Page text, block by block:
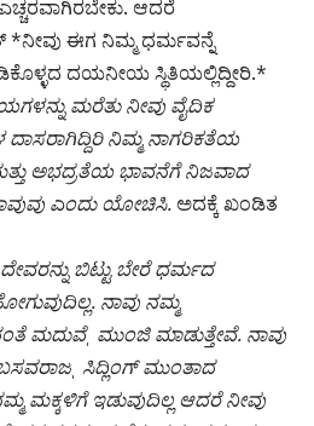
ಅಭದ್ರತೆಯ ಭಾವನೆಗೆ ನಿಜವಾದ
ಎಂದು ಯೋಚಿಸಿ.ಅದಕ್ಕೆ ಖಂಡಿತ
ಬಿಟ್ಟು ಬೇರೆ ಧರ್ಮದ
ನಾವು ನಮ್ಮ
ಮದುವೆˌ ಮುಂಜಿ ಮಾಡುತ್ತೇವೆ. ನಾವು
ಸಿದ್ಲಿಂಗ್ ಮುಂತಾದ
ಮಕ್ಕಳಿಗೆ ಇಡುವುದಿಲ್ಲ
ಮರೆತು ನಮ್ಮ ಧರ್ಮದ
ನಮ್ಮ
ಪಾಲಿಸುತ್ತಿರಿ. ನಮ್ಮ ದೇವರ
ರಾಮˌ ಕೃಷ್ಣ ˌ ರಾಘವೇಂದ್ರ
ಇಡುತ್ತೀರಿಅದರಲ್ಲಿ ನಮ್ಮ